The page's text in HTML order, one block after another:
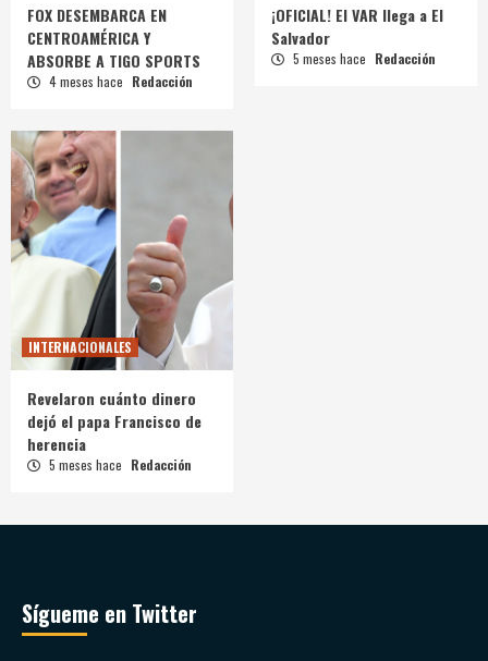
FOX DESEMBARCA EN
CENTROAMÉRICA Y
ABSORBE A TIGO SPORTS
4 meses hace Redacción
¡OFICIAL! El VAR llega a El
Salvador
5 meses hace Redacción
INTERNACIONALES
Revelaron cuánto dinero
dejó el papa Francisco de
herencia
5 meses hace Redacción
Sígueme en Twitter